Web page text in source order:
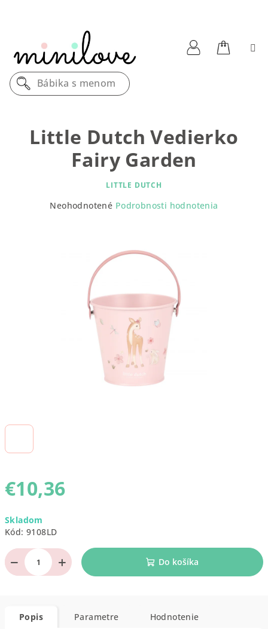
Bábika s menom
€10,36
cena:
Skladom
Kód: 9108LD
+
− Do košíka
Little Dutch Vedierko
Fairy Garden
LITTLE DUTCH
Neohodnotené Podrobnosti hodnotenia
Popis Parametre Hodnotenie